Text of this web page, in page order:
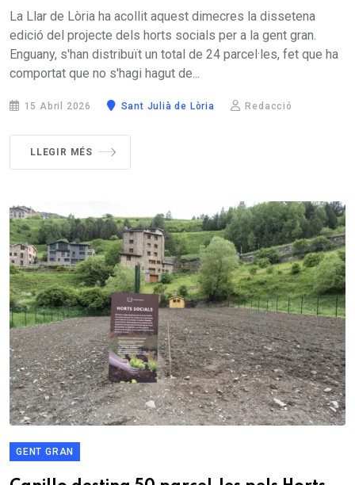
La Llar de Lòria ha acollit aquest dimecres la dissetena
edició del projecte dels horts socials per a la gent gran.
Enguany, s'han distribuït un total de 24 parcel·les, fet que ha
comportat que no s'hagi hagut de...
15 Abril 2026 Sant Julià de Lòria Redacció
LLEGIR MÉS
GENT GRAN